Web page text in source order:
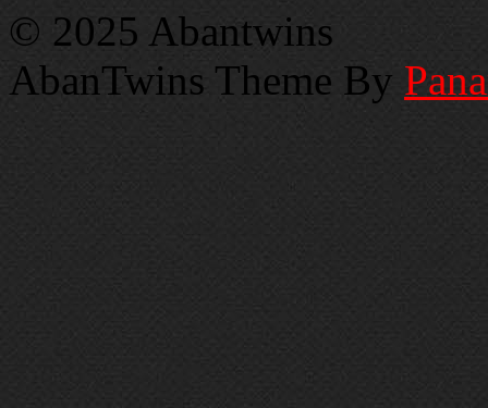
© 2025 Abantwins
AbanTwins Theme By